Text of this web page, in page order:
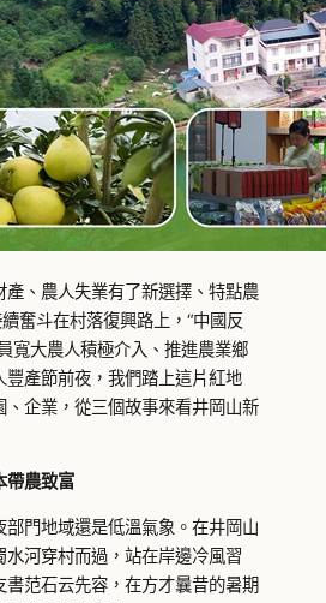
產、農人失業有了新選擇、特點農
奮斗在村落復興路上，“中國反
寬大農人積極介入、推進農業鄉
豐產節前夜，我們踏上這片紅地
、企業，從三個故事來看井岡山新
帶農致富
部門地域還是低溫氣象。在井岡山
水河穿村而過，站在岸邊冷風習
書范石云先容，在方才曩昔的暑期